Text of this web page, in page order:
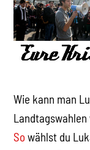
Wie kann man
Landtagswahlen
So wählst du